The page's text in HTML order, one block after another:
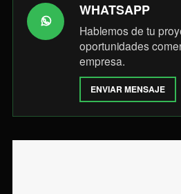
WHATSAPP
Hablemos de tu
oportunidades
empresa.
ENVIAR MENSAJE